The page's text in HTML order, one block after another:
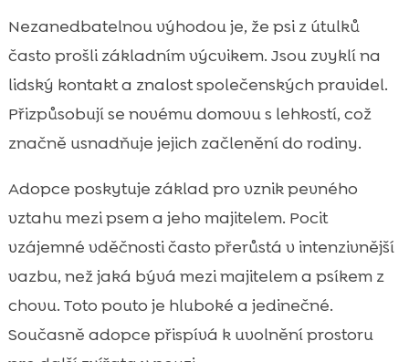
Nezanedbatelnou výhodou je, že psi z útulků
často prošli základním výcvikem. Jsou zvyklí na
lidský kontakt a znalost společenských pravidel.
Přizpůsobují se novému domovu s lehkostí, což
značně usnadňuje jejich začlenění do rodiny.
Adopce poskytuje základ pro vznik pevného
vztahu mezi psem a jeho majitelem. Pocit
vzájemné vděčnosti často přerůstá v intenzivnější
vazbu, než jaká bývá mezi majitelem a psíkem z
chovu. Toto pouto je hluboké a jedinečné.
Současně adopce přispívá k uvolnění prostoru